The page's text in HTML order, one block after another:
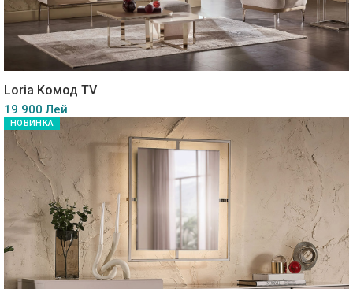
Loria Комод TV
19 900 Лей
НОВИНКА